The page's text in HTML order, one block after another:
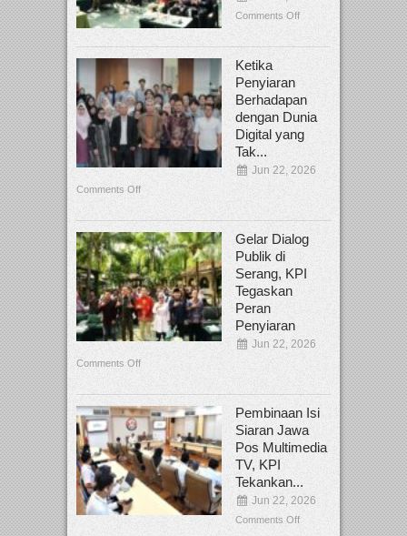
Comments Off
Ketika
Penyiaran
Berhadapan
dengan Dunia
Digital yang
Tak...
Jun 22, 2026
Comments Off
Gelar Dialog
Publik di
Serang, KPI
Tegaskan
Peran
Penyiaran
Jun 22, 2026
Comments Off
Pembinaan Isi
Siaran Jawa
Pos Multimedia
TV, KPI
Tekankan...
Jun 22, 2026
Comments Off